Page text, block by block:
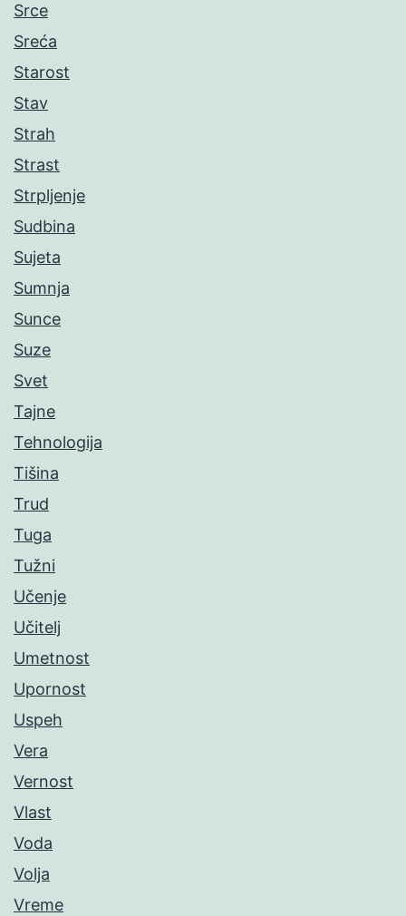
Srce
Sreća
Starost
Stav
Strah
Strast
Strpljenje
Sudbina
Sujeta
Sumnja
Sunce
Suze
Svet
Tajne
Tehnologija
Tišina
Trud
Tuga
Tužni
Učenje
Učitelj
Umetnost
Upornost
Uspeh
Vera
Vernost
Vlast
Voda
Volja
Vreme